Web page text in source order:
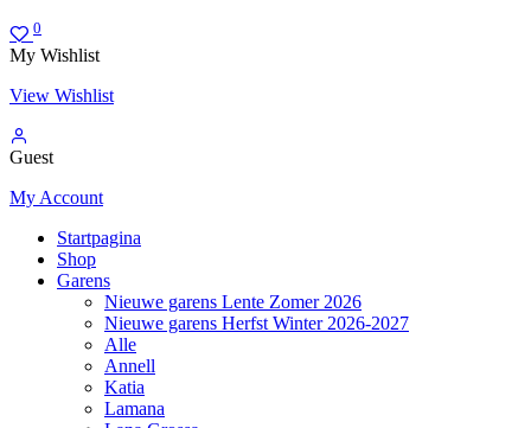
0
My Wishlist
View Wishlist
Guest
My Account
Startpagina
Shop
Garens
Nieuwe garens Lente Zomer 2026
Nieuwe garens Herfst Winter 2026-2027
Alle
Annell
Katia
Lamana